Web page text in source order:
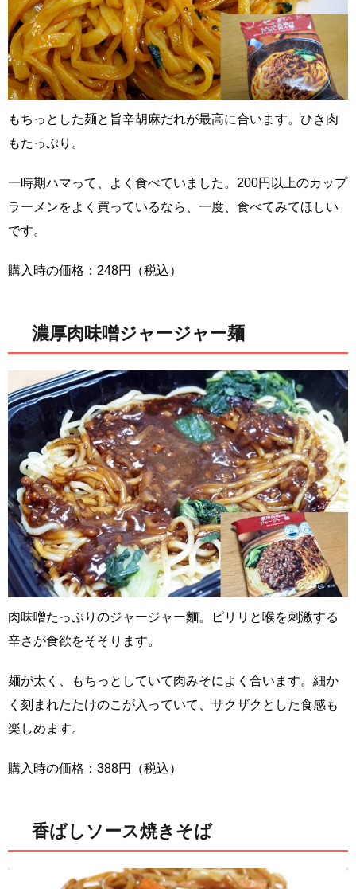
もちっとした麺と旨辛胡麻だれが最高に合います。ひき肉
もたっぷり。
一時期ハマって、よく食べていました。200円以上のカップ
ラーメンをよく買っているなら、一度、食べてみてほしい
です。
購入時の価格：248円（税込）
濃厚肉味噌ジャージャー麺
肉味噌たっぷりのジャージャー麵。ピリリと喉を刺激する
辛さが食欲をそそります。
麺が太く、もちっとしていて肉みそによく合います。細か
く刻まれたたけのこが入っていて、サクザクとした食感も
楽しめます。
購入時の価格：388円（税込）
香ばしソース焼きそば